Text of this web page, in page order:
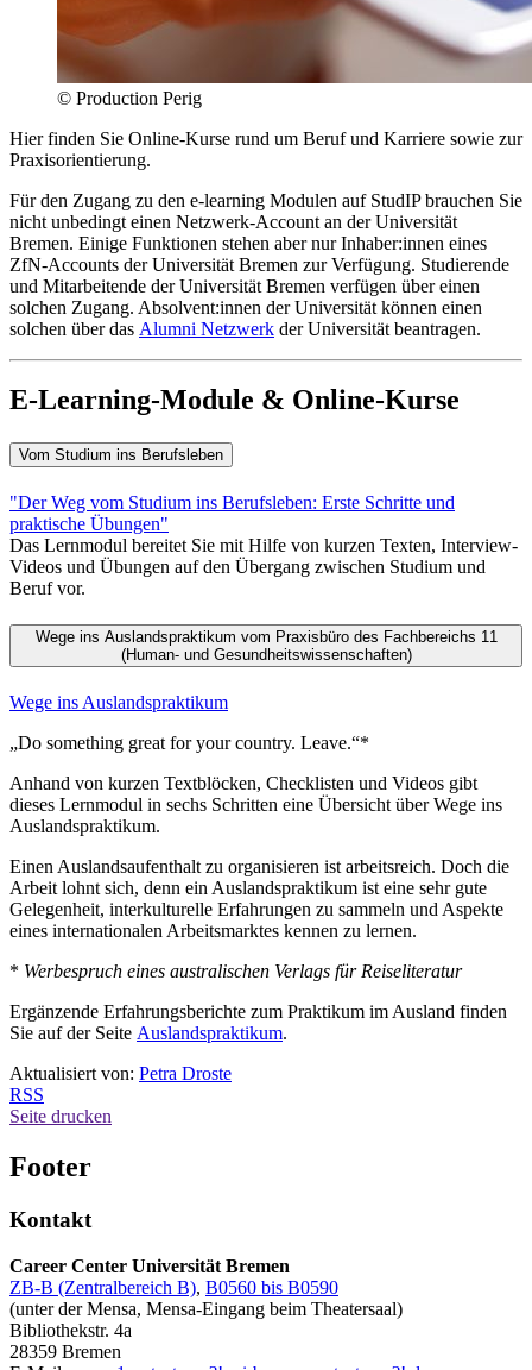
© Production Perig
Hier finden Sie Online-Kurse rund um Beruf und Karriere sowie zur
Praxisorientierung.
Für den Zugang zu den e-learning Modulen auf StudIP brauchen Sie
nicht unbedingt einen Netzwerk-Account an der Universität
Bremen. Einige Funktionen stehen aber nur Inhaber:innen eines
ZfN-Accounts der Universität Bremen zur Verfügung. Studierende
und Mitarbeitende der Universität Bremen verfügen über einen
solchen Zugang. Absolvent:innen der Universität können einen
solchen über das Alumni Netzwerk der Universität beantragen.
E-Learning-Module & Online-Kurse
Vom Studium ins Berufsleben
"Der Weg vom Studium ins Berufsleben: Erste Schritte und
praktische Übungen"
Das Lernmodul bereitet Sie mit Hilfe von kurzen Texten, Interview-
Videos und Übungen auf den Übergang zwischen Studium und
Beruf vor.
Wege ins Auslandspraktikum vom Praxisbüro des Fachbereichs 11
(Human- und Gesundheitswissenschaften)
Wege ins Auslandspraktikum
„Do something great for your country. Leave.“*
Anhand von kurzen Textblöcken, Checklisten und Videos gibt
dieses Lernmodul in sechs Schritten eine Übersicht über Wege ins
Auslandspraktikum.
Einen Auslandsaufenthalt zu organisieren ist arbeitsreich. Doch die
Arbeit lohnt sich, denn ein Auslandspraktikum ist eine sehr gute
Gelegenheit, interkulturelle Erfahrungen zu sammeln und Aspekte
eines internationalen Arbeitsmarktes kennen zu lernen.
* Werbespruch eines australischen Verlags für Reiseliteratur
Ergänzende Erfahrungsberichte zum Praktikum im Ausland finden
Sie auf der Seite Auslandspraktikum.
Aktualisiert von: Petra Droste
RSS
Seite drucken
Footer
Kontakt
Career Center Universität Bremen
ZB-B (Zentralbereich B), B0560 bis B0590
(unter der Mensa, Mensa-Eingang beim Theatersaal)
Bibliothekstr. 4a
28359 Bremen